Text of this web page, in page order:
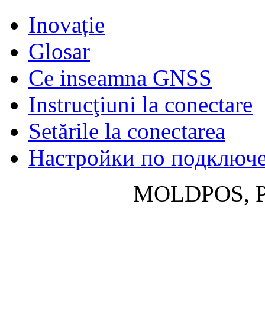
Inovație
Glosar
Ce inseamna GNSS
Instrucţiuni la conectare
Setările la conectarea
Настройки по
MOLDPOS,